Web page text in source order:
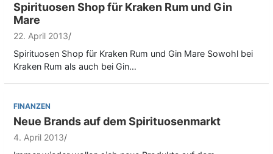
Spirituosen Shop für Kraken Rum und Gin
Mare
22. April 2013
Spirituosen Shop für Kraken Rum und Gin Mare Sowohl bei
Kraken Rum als auch bei Gin…
FINANZEN
Neue Brands auf dem Spirituosenmarkt
4. April 2013